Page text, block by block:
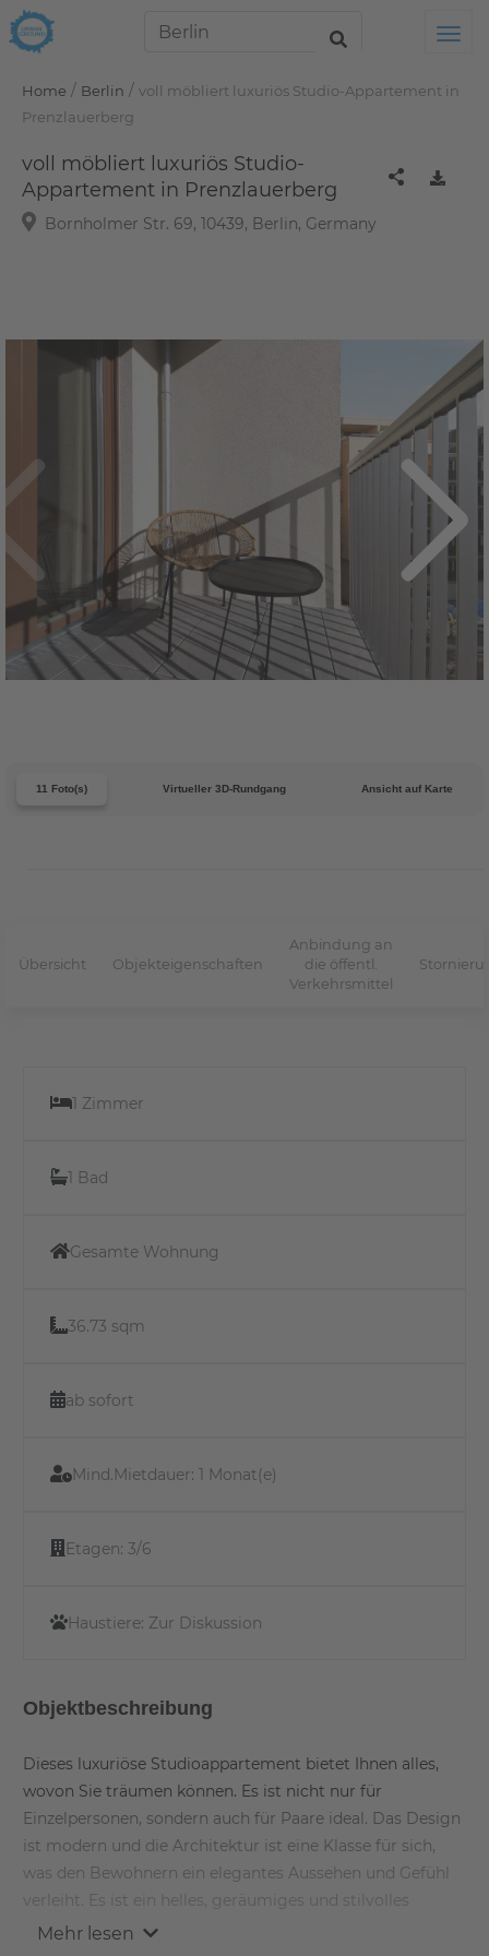
Home / Berlin / voll möbliert luxuriös Studio-Appartement in
Prenzlauerberg
voll möbliert luxuriös Studio-
Appartement in Prenzlauerberg
Bornholmer Str. 69, 10439, Berlin, Germany
11 Foto(s) Virtueller 3D-Rundgang Ansicht auf Karte
Übersicht Objekteigenschaften
Anbindung an
die öffentl.
Verkehrsmittel
1 Zimmer
1 Bad
Gesamte Wohnung
36.73 sqm
ab sofort
Mind.Mietdauer: 1 Monat(e)
Etagen: 3/6
Haustiere: Zur Diskussion
Objektbeschreibung
Dieses luxuriöse Studioappartement bietet Ihnen alles,
wovon Sie träumen können. Es ist nicht nur für
Einzelpersonen, sondern auch für Paare ideal. Das Design
ist modern und die Architektur ist eine Klasse für sich,
was den Bewohnern ein elegantes Aussehen und Gefühl
verleiht. Es ist ein helles, geräumiges und stilvolles
Appartement und bietet Ihnen ein komfortables und
Mehr lesen